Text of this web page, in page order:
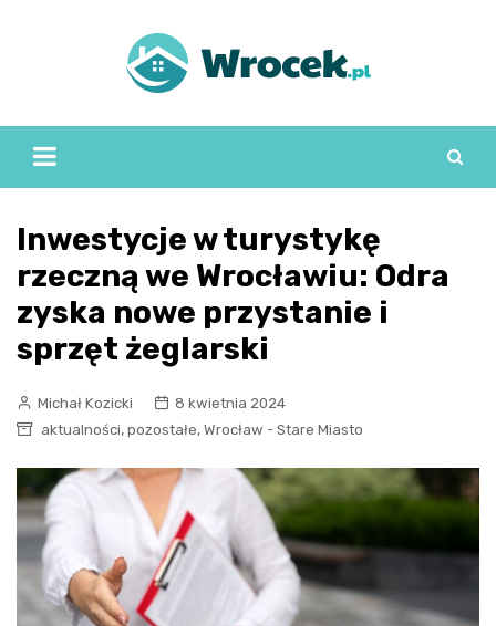
Inwestycje w turystykę
rzeczną we Wrocławiu: Odra
zyska nowe przystanie i
sprzęt żeglarski
Michał Kozicki
8 kwietnia 2024
aktualności, pozostałe, Wrocław - Stare Miasto